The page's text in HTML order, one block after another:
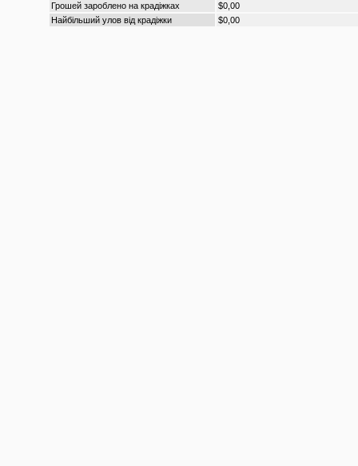
Грошей зароблено на крадіжках
$0,00
Найбільший улов від крадіжки
$0,00